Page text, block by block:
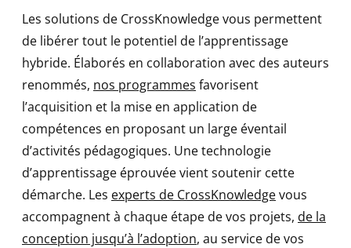
Les solutions de CrossKnowledge vous permettent
de libérer tout le potentiel de l’apprentissage
hybride. Élaborés en collaboration avec des auteurs
renommés, nos programmes favorisent
l’acquisition et la mise en application de
compétences en proposant un large éventail
d’activités pédagogiques. Une technologie
d’apprentissage éprouvée vient soutenir cette
démarche. Les experts de CrossKnowledgevous
accompagnent à chaque étape de vos projets, de la
conception jusqu’à l’adoption, au service de vos